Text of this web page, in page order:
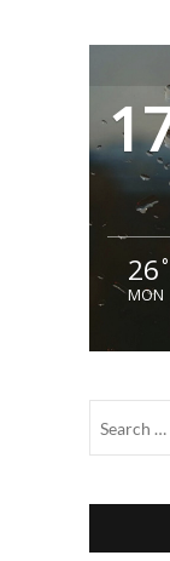
26°
MON